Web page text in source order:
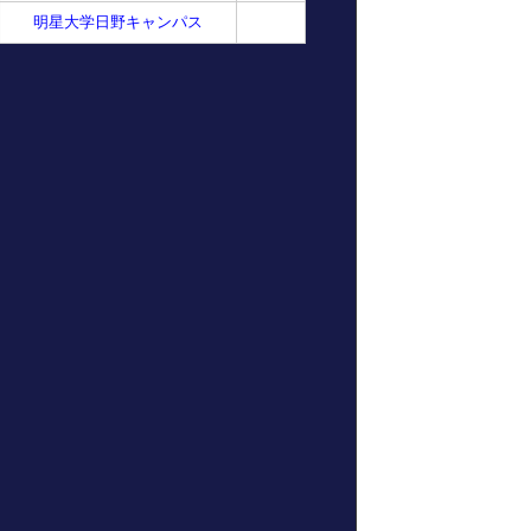
明星大学日野キャンパス